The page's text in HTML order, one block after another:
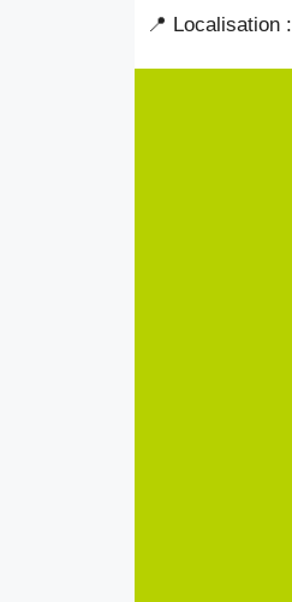
📍 Localisation :